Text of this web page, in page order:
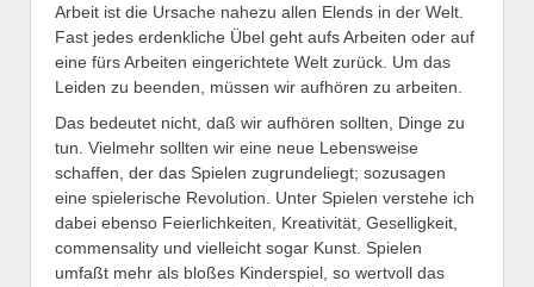
Arbeit ist die Ursache nahezu allen Elends in der Welt.
Fast jedes erdenkliche Übel geht aufs Arbeiten oder auf
eine fürs Arbeiten eingerichtete Welt zurück. Um das
Leiden zu beenden, müssen wir aufhören zu arbeiten.
Das bedeutet nicht, daß wir aufhören sollten, Dinge zu
tun. Vielmehr sollten wir eine neue Lebensweise
schaffen, der das Spielen zugrundeliegt; sozusagen
eine spielerische Revolution. Unter Spielen verstehe ich
dabei ebenso Feierlichkeiten, Kreativität, Geselligkeit,
commensality und vielleicht sogar Kunst. Spielen
umfaßt mehr als bloßes Kinderspiel, so wertvoll das